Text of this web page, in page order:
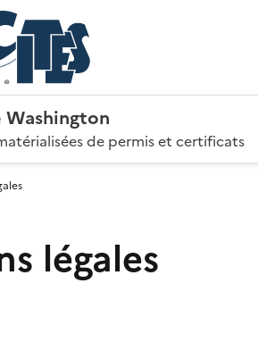
de permis et certificats
légales